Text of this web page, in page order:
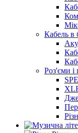
Кабель в
Роз'єми і